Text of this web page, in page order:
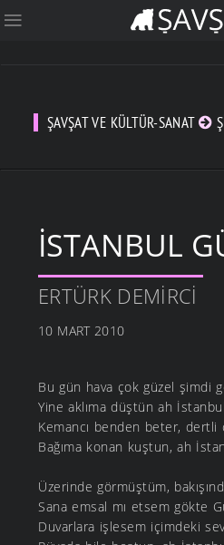
ŞAVŞAT VE KÜLTÜR-SANAT
İSTANBUL
ERTÜRK DEMIRCI
10 MART 2010
Bu gün hava çok güzel şimdi
Yine aklıma düştün ah
Kemancı benden beter, dertli
Bağıma konan kuştun, ah
Üzerinde görmüştüm,
Sana emsal mı etsem gökte
Duvarlara işlesem içimdeki